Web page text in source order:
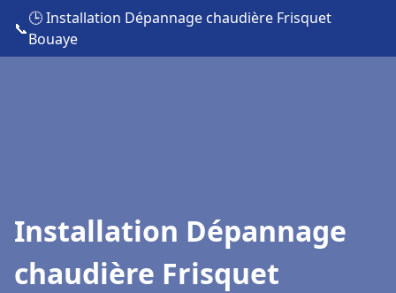
📞
🕒 Installation Dépannage chaudière Frisquet
Bouaye
Installation Dépannage
chaudière Frisquet